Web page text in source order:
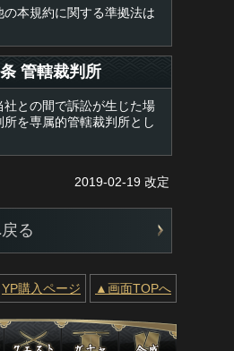
本規約に関する準拠法は
管轄裁判所
社との間で訴訟が生じた場
を専属的管轄裁判所とし
2019-02-19 改定
る
YP購入ページ ▲画面TOPへ